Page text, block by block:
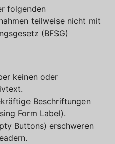
folgenden
teilweise nicht mit
(BFSG)
keinen oder
Beschriftungen
Form Label).
Buttons) erschweren